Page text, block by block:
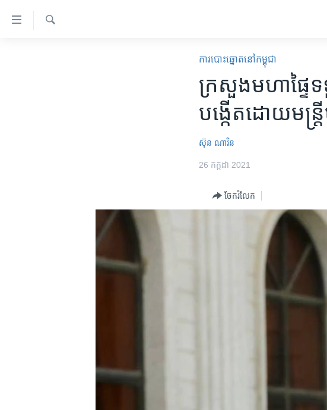
ទៅ​
​ការ​បោះឆ្នោត​​នៅ​កម្ពុជា
ក្រសួង​មហា​ផ្ទ
បង្កើត​​ដោយ​មន្
ស៊ុន ណារិន
26 កក្កដា 2021
ចែករំលែក